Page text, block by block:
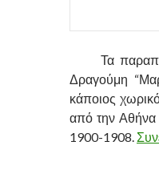
Τα
Δραγούμη
κάποιος
από την Αθήνα
1900-1908.